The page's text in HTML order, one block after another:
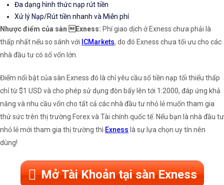
Đa dạng hình thức nạp rút tiền
Xử lý Nạp/Rút tiền nhanh và Miễn phí
Nhược điểm của sàn Exness: Phí giao dịch ở Exness chưa phải là
thấp nhất nếu so sánh với ICMarkets, do đó Exness chưa tối ưu cho các
nhà đầu tư có số vốn lớn.
Điểm nổi bật của sàn Exness đó là chỉ yêu cầu số tiền nạp tối thiểu thấp
chỉ từ $1 USD và cho phép sử dụng đòn bẩy lên tới 1:2000, đáp ứng khả
năng và nhu cầu vốn cho tất cả các nhà đầu tư nhỏ lẻ muốn tham gia
thử sức trên thị trường Forex và Tài chính quốc tế. Nếu bạn là nhà đầu tư
nhỏ lẻ mới tham gia thị trường thì Exness là sự lựa chọn uy tín nên
dùng!
Mở Tài Khoản tại sàn Exness